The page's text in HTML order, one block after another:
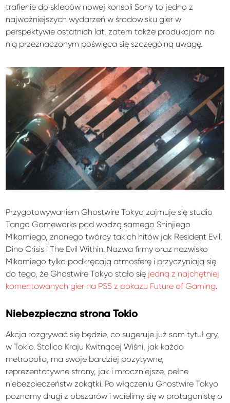
trafienie do sklepów nowej konsoli Sony to jedno z
najważniejszych wydarzeń w środowisku gier w
perspektywie ostatnich lat, zatem także produkcjom na
nią przeznaczonym poświęca się szczególną uwagę.
Przygotowywaniem Ghostwire Tokyo zajmuje się studio
Tango Gameworks pod wodzą samego Shinjiego
Mikamiego, znanego twórcy takich hitów jak Resident Evil,
Dino Crisis i The Evil Within. Nazwa firmy oraz nazwisko
Mikamiego tylko podkręcają atmosferę i przyczyniają się
do tego, że Ghostwire Tokyo stało się jedną z najchętniej
komentowanych gier na PS5 z pokazu Future of Gaming.
Niebezpieczna strona Tokio
Akcja rozgrywać się będzie, co sugeruje już sam tytuł gry,
w Tokio. Stolica Kraju Kwitnącej Wiśni, jak każda
metropolia, ma swoje bardziej pozytywne,
reprezentatywne strony, jak i mroczniejsze, pełne
niebezpieczeństw zakątki. Po włączeniu Ghostwire Tokyo
poznamy drugi z obszarów i wcielimy się w protagonistę o